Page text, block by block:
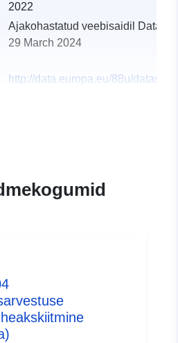
2022
Ajakohastatud veebisaidil
29 March 2024
http://data.europa.eu/88u/